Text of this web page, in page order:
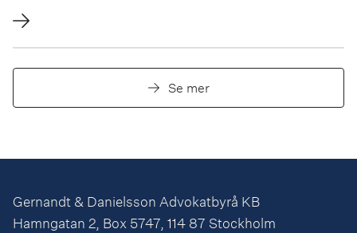
Se mer
Gernandt & Danielsson Advokatbyrå KB
Hamngatan 2, Box 5747, 114 87 Stockholm